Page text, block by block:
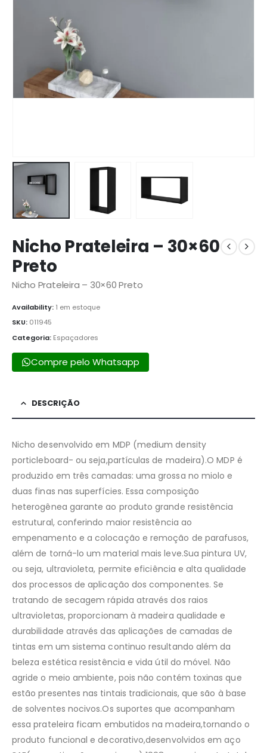
Nicho Prateleira – 30×60
Preto
Nicho Prateleira – 30×60 Preto
Availability: 1 em estoque
SKU: 011945
Categoria: Espaçadores
Compre pelo Whatsapp
DESCRIÇÃO
Nicho desenvolvido em MDP (medium density
porticleboard- ou seja,partículas de madeira).O MDP é
produzido em três camadas: uma grossa no miolo e
duas finas nas superfícies. Essa composição
heterogênea garante ao produto grande resistência
estrutural, conferindo maior resistência ao
empenamento e a colocação e remoção de parafusos,
além de torná-lo um material mais leve.Sua pintura UV,
ou seja, ultravioleta, permite eficiência e alta qualidade
dos processos de aplicação dos componentes. Se
tratando de secagem rápida através dos raios
ultravioletas, proporcionam à madeira qualidade e
durabilidade através das aplicações de camadas de
tintas em um sistema continuo resultando além da
beleza estética resistência e vida útil do móvel. Não
agride o meio ambiente, pois não contém toxinas que
estão presentes nas tintais tradicionais, que são à base
de solventes nocivos.Os suportes que acompanham
essa prateleira ficam embutidos na madeira,tornando o
produto funcional e decorativo,desenvolvidos em aço